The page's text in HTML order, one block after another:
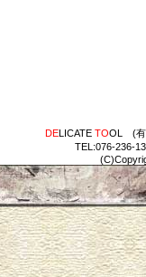
DELICATE TOOL (有
TEL:076-236-